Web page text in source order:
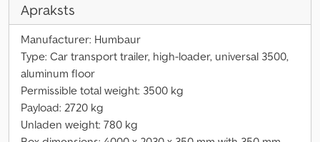
Apraksts
Manufacturer: Humbaur
Type: Car transport trailer, high-loader, universal 3500,
aluminum floor
Permissible total weight: 3500 kg
Payload: 2720 kg
Unladen weight: 780 kg